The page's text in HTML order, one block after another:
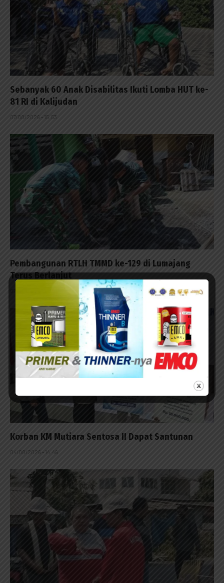
Sebanyak 60 Anak Disabilitas Ikuti Lomba HUT ke-
81 RI di Kalijudan
07/08/2026 - 15:53
Pembangunan RTLH TMMD ke-129 di Lumajang
Terus Berlanjut
Korban KM Mutiara Sentosa II Dapat Santunan
04/08/2026 - 14:46